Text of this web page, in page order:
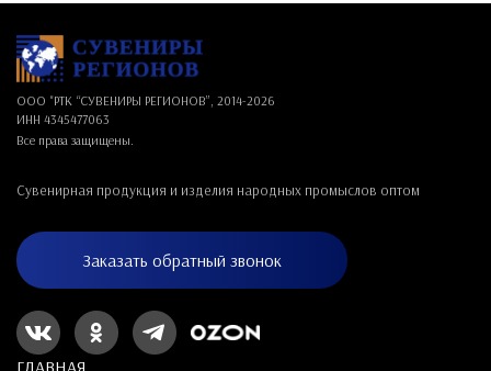
ООО "РТК “СУВЕНИРЫ РЕГИОНОВ”, 2014-2026
ИНН 4345477063
Все права защищены.
Сувенирная продукция и изделия народных промыслов оптом
Заказать обратный звонок
ГЛАВНАЯ